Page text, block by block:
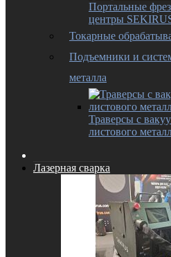
Портальные
центры
Токарные
Подъемники и
металла
Траверсы с
листового
Лазерная сварка